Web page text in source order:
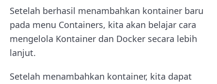
Setelah berhasil menambahkan kontainer baru
pada menu Containers, kita akan belajar cara
mengelola Kontainer dan Docker secara lebih
lanjut.
Setelah menambahkan kontainer, kita dapat